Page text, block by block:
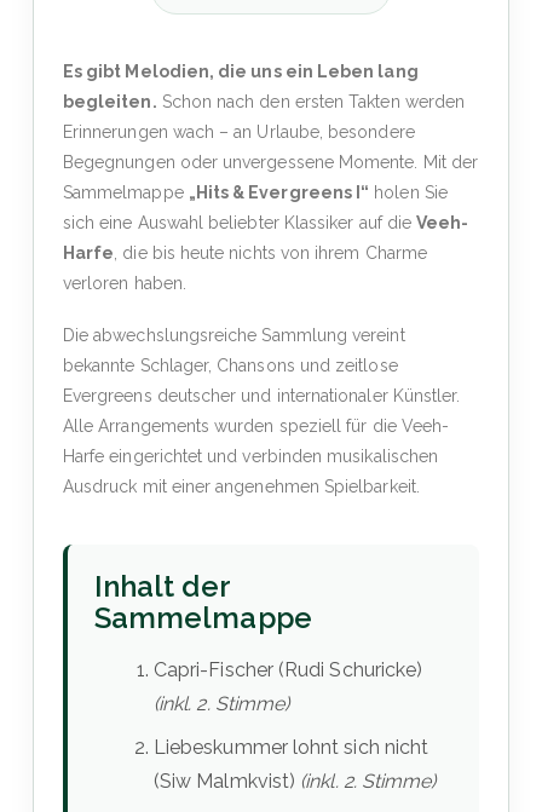
Es gibt Melodien, die uns ein Leben lang
begleiten. Schon nach den ersten Takten werden
Erinnerungen wach – an Urlaube, besondere
Begegnungen oder unvergessene Momente. Mit der
Sammelmappe „Hits & Evergreens I“ holen Sie
sich eine Auswahl beliebter Klassiker auf dieVeeh-
Harfe, die bis heute nichts von ihrem Charme
verloren haben.
Die abwechslungsreiche Sammlung vereint
bekannte Schlager, Chansons und zeitlose
Evergreens deutscher und internationaler Künstler.
Alle Arrangements wurden speziell für die Veeh-
Harfe eingerichtet und verbinden musikalischen
Ausdruck mit einer angenehmen Spielbarkeit.
Inhalt der
Sammelmappe
Capri-Fischer (Rudi Schuricke)
(inkl. 2. Stimme)
Liebeskummer lohnt sich nicht
(Siw Malmkvist) (inkl. 2. Stimme)